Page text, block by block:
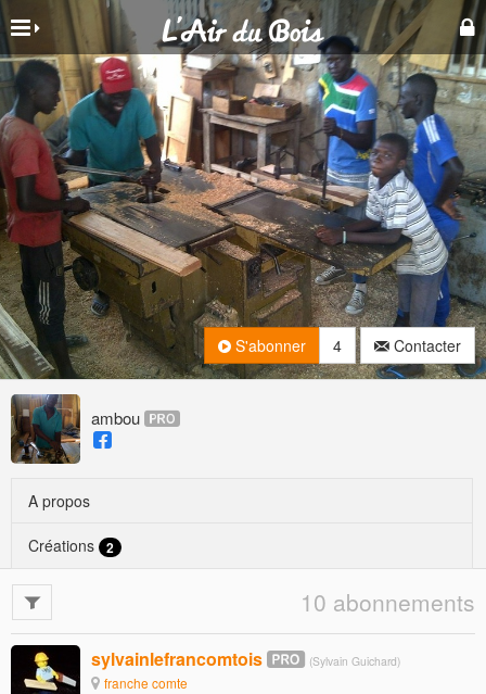
ambou
S'abonner 4 Contacter
A propos
Créations 2
10 abonnements
sylvainlefrancomtois (Sylvain Guichard)
franche comte